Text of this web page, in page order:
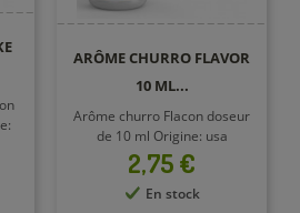
ARÔME CHURRO FLAVOR
10 ML...
Arôme churro Flacon doseur
de 10 ml Origine: usa
Prix
2,75 €
En stock